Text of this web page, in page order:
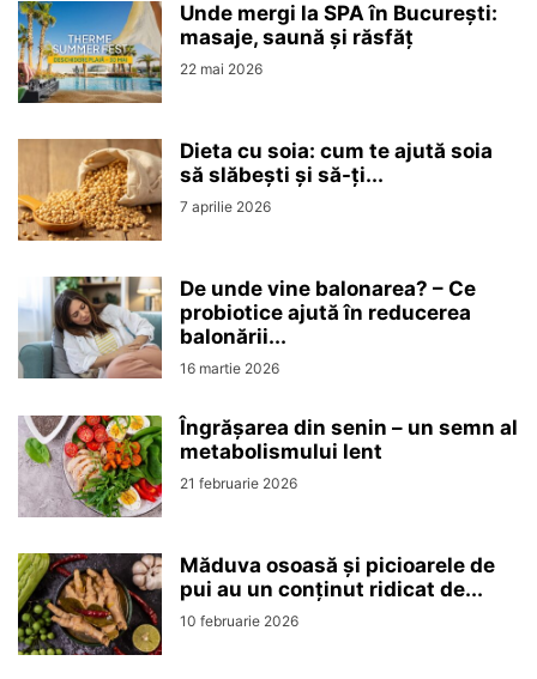
Unde mergi la SPA în București:
masaje, saună și răsfăț
22 mai 2026
Dieta cu soia: cum te ajută soia
să slăbești și să-ți...
7 aprilie 2026
De unde vine balonarea? – Ce
probiotice ajută în reducerea
balonării...
16 martie 2026
Îngrășarea din senin – un semn al
metabolismului lent
21 februarie 2026
Măduva osoasă și picioarele de
pui au un conținut ridicat de...
10 februarie 2026